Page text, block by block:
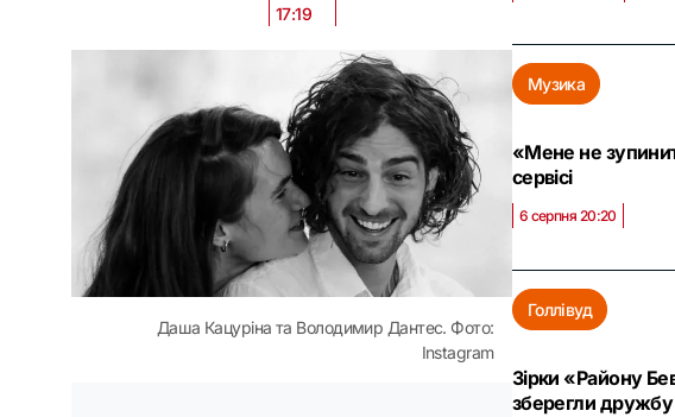
17:19
Даша Кацуріна та Володимир Дантес. Фото:
Instagram
Музика
«Мене не
сервісі
6 серпня 20:20
Голлівуд
Зірки «Району
зберегли дружбу